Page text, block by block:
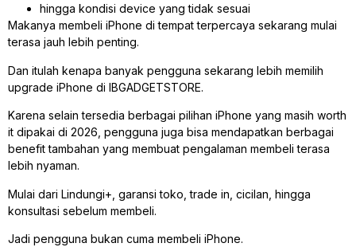
hingga kondisi device yang tidak sesuai
Makanya membeli iPhone di tempat terpercaya sekarang mulai
terasa jauh lebih penting.
Dan itulah kenapa banyak pengguna sekarang lebih memilih
upgrade iPhone di IBGADGETSTORE.
Karena selain tersedia berbagai pilihan iPhone yang masih worth
it dipakai di 2026, pengguna juga bisa mendapatkan berbagai
benefit tambahan yang membuat pengalaman membeli terasa
lebih nyaman.
Mulai dari Lindungi+, garansi toko, trade in, cicilan, hingga
konsultasi sebelum membeli.
Jadi pengguna bukan cuma membeli iPhone.